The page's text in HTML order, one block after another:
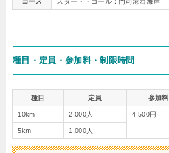
種目・定員・参加料・制限時間
種目 定員 参加料
10km 2,000人 4,500円
5km 1,000人